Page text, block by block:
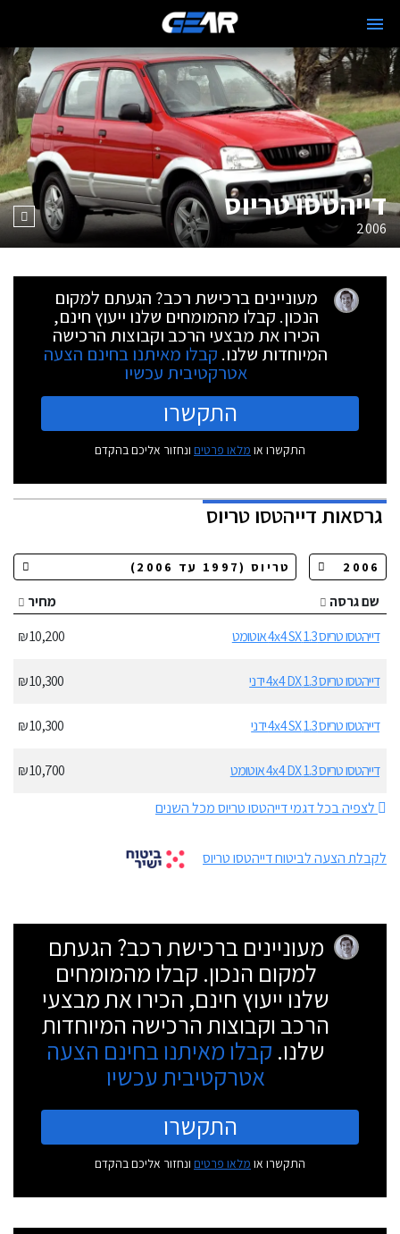
דייהטסו טריוס
2006
מעוניינים ברכישת רכב? הגעתם למקום
הנכון. קבלו מהמומחים שלנו ייעוץ חינם,
הכירו את מבצעי הרכב וקבוצות הרכישה
המיוחדות שלנו. קבלו מאיתנו בחינם הצעה
אטרקטיבית עכשיו
התקשרו
התקשרו או מלאו פרטים ונחזור אליכם בהקדם
גרסאותדייהטסו טריוס
שם גרסה
מחיר
דייהטסו טריוס 1.3 4x4 SX אוטומט
10,200 ₪
דייהטסו טריוס 1.3 4x4 DX ידני 10,300 ₪
דייהטסו טריוס 1.3 4x4 SX ידני 10,300 ₪
דייהטסו טריוס 1.3 4x4 DX אוטומט
10,700 ₪
לצפיה בכל דגמי דייהטסו טריוס מכל השנים
לקבלת הצעה לביטוח דייהטסו טריוס
מעוניינים ברכישת רכב? הגעתם
למקום הנכון. קבלו מהמומחים
שלנו ייעוץ חינם, הכירו את מבצעי
הרכב וקבוצות הרכישה המיוחדות
שלנו. קבלו מאיתנו בחינם הצעה
אטרקטיבית עכשיו
התקשרו
התקשרו או מלאו פרטים ונחזור אליכם בהקדם